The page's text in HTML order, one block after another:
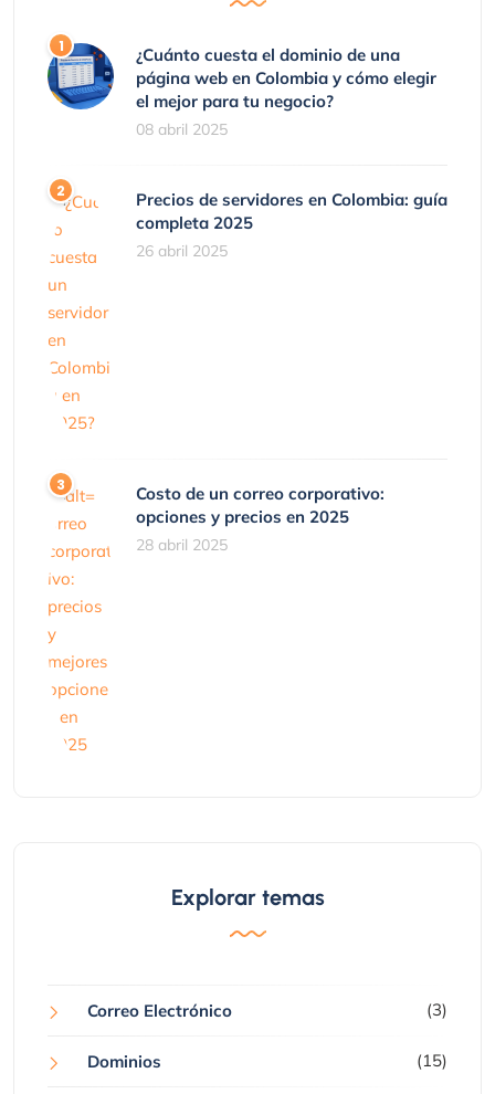
¿Cuánto cuesta el dominio de una
página web en Colombia y cómo elegir
el mejor para tu negocio?
08 abril 2025
Precios de servidores en Colombia: guía
completa 2025
26 abril 2025
Costo de un correo corporativo:
opciones y precios en 2025
28 abril 2025
Explorar temas
Correo Electrónico (3)
Dominios (15)